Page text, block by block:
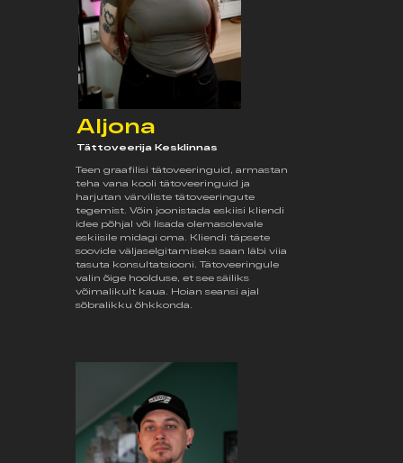
Aljona
Tättoveerija Kesklinnas
Teen graafilisi tätoveeringuid, armastan
teha vana kooli tätoveeringuid ja
harjutan värviliste tätoveeringute
tegemist. Võin joonistada eskiisi kliendi
idee põhjal või lisada olemasolevale
eskiisile midagi oma. Kliendi täpsete
soovide väljaselgitamiseks saan läbi viia
tasuta konsultatsiooni. Tätoveeringule
valin õige hoolduse, et see säiliks
võimalikult kaua. Hoian seansi ajal
sõbralikku õhkkonda.